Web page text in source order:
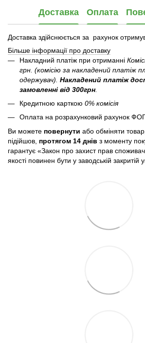
Доставка Оплата
Доставка здійснюється за рахунок
Більше інформації про доставку
Накладний платіж при отриманні
грн. (комісію за накладений платіж
одержувач). Накладений платіж
замовленні від 300грн
Кредитною карткою 0% комісія
Оплата на розрахунковий рахунок
Ви можете повернути або обміняти
підійшов, протягом 14 днів з моменту
гарантує «Закон про захист прав
якості повинен бути у заводській закритій